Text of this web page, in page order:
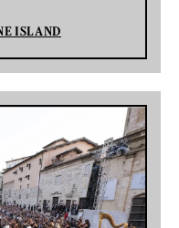
ISLAND